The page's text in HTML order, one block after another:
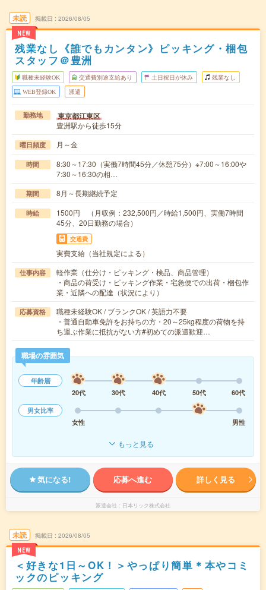
未読
NEW
掲載日 2026/08/05
残業なし《誰でもカンタン》ピッキング・梱包
スタッフ＠豊洲
職種未経験OK 交通費別途支給あり 土日祝日が休み 残業なし
WEB登録OK 派遣
勤務地 東京都江東区
豊洲駅から徒歩15分
曜日頻度 月～金
時間
8:30～17:30（実働7時間45分／休憩75分）※7:00～16:00や
7:30～16:30の相…
期間 8月～長期継続予定
時給
1500円 （月収例：232,500円／時給1,500円、実働7時間
45分、20日勤務の場合）
交通費
実費支給（当社規定による）
仕事内容
軽作業（仕分け・ピッキング・検品、商品管理）
・商品の荷受け・ピッキング作業・宅急便での出荷・梱包作
業・近隣への配達（状況により）
応募資格
職種未経験OK / ブランクOK / 英語力不要
・普通自動車免許をお持ちの方・20～25kg程度の荷物を持
ち運ぶ作業に抵抗がない方#初めての派遣歓迎…
職場の雰囲気
年齢層
20代
30代 40代 50代
60代
男女比率
女性
男性
もっと見る
気になる! 応募へ進む 詳しく見る
派遣会社 日本リック株式会社
未読
NEW
掲載日 2026/08/05
＜好きな1日～OK！＞やっぱり簡単＊本やコミ
ックのピッキング